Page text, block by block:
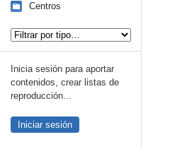
Centros
Inicia sesión para aportar
contenidos, crear listas de
reproducción...
Iniciar sesión